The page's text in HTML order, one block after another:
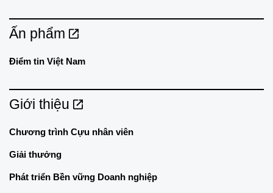
Ấn phẩm
Điểm tin Việt Nam
Giới thiệu
Chương trình Cựu nhân viên
Giải thưởng
Phát triển Bền vững Doanh nghiệp